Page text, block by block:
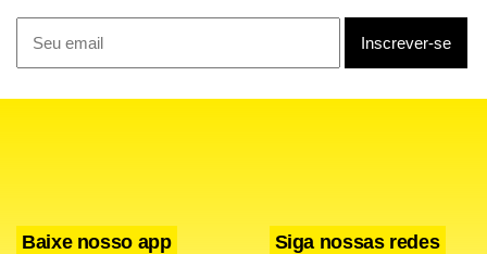
Baixe nosso app Siga nossas redes